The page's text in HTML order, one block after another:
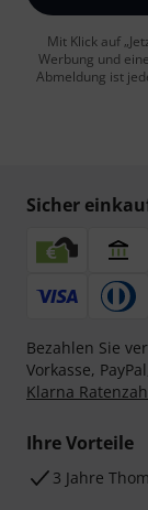
Mit Klick auf
Werbung und
Abmeldung ist
Sicher
Bezahlen Sie
Vorkasse,
Klarna
Ihre Vorteile
3 Jahre